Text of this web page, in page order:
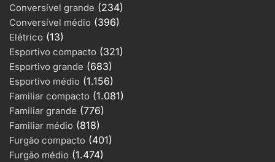
Conversível grande (234)
Conversível médio (396)
Elétrico (13)
Esportivo compacto (321)
Esportivo grande (683)
Esportivo médio (1.156)
Familiar compacto (1.081)
Familiar grande (776)
Familiar médio (818)
Furgão compacto (401)
Furgão médio (1.474)